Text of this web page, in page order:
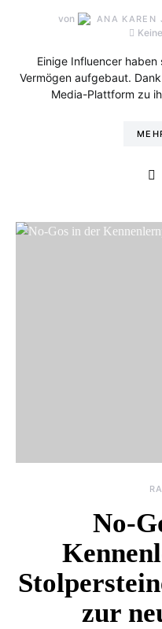
von ANA KAREN
Einige Influencer
Vermögen aufgebaut.
Media-Plattform zu
No-
zur